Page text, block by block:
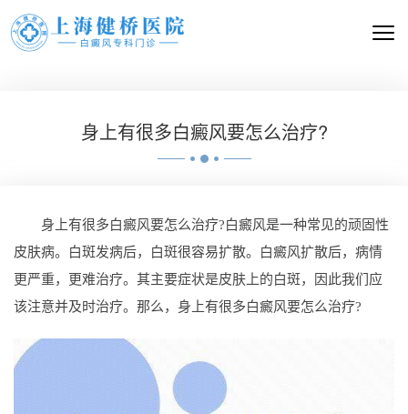
身上有很多白癜风要怎么治疗?
身上有很多白癜风要怎么治疗?白癜风是一种常见的顽固性
皮肤病。白斑发病后，白斑很容易扩散。白癜风扩散后，病情
更严重，更难治疗。其主要症状是皮肤上的白斑，因此我们应
该注意并及时治疗。那么，身上有很多白癜风要怎么治疗?